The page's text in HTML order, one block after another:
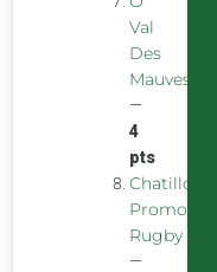
Val
Des
Mauves
—
4
pts
Chatillon
Promotion
Rugby
—